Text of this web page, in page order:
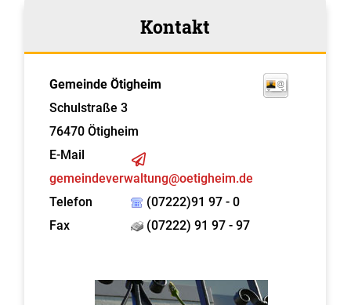
Kontakt
Gemeinde Ötigheim
Schulstraße 3
76470 Ötigheim
E-Mail
gemeindeverwaltung@oetigheim.de
Telefon
(07222)91 97 - 0
Fax
(07222) 91 97 - 97